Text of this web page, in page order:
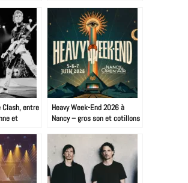
Clash, entre
et
Heavy Week-End 2026 à
Nancy – gros son et cotillons